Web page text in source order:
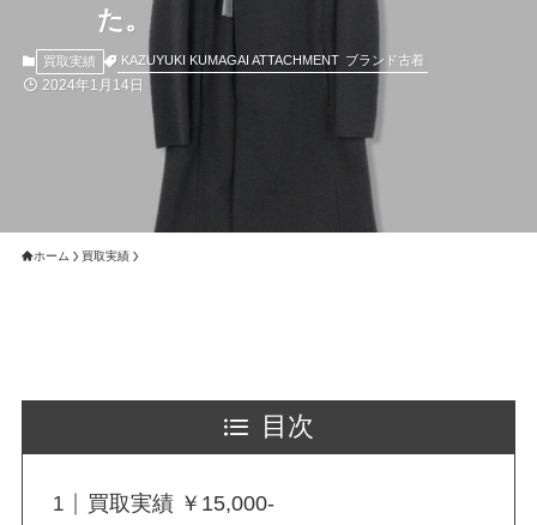
た。
買取実績 KAZUYUKI KUMAGAI ATTACHMENT ブランド古着
2024年1月14日
ホーム 買取実績
目次
買取実績 ￥15,000-